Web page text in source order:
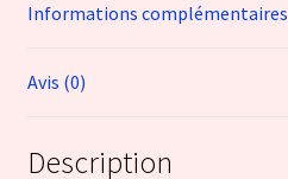
Informations complémentaires
Avis (0)
Description